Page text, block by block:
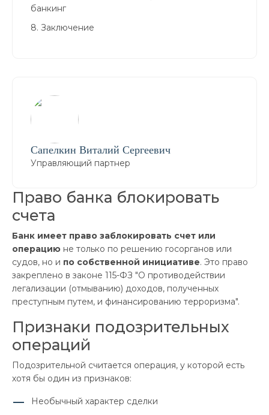
банкинг
8. Заключение
Сапелкин Виталий Сергеевич
Управляющий партнер
Право банка блокировать
счета
Банк имеет право заблокировать счет или
операцию не только по решению госорганов или
судов, но и по собственной инициативе. Это право
закреплено в законе 115-ФЗ "О противодействии
легализации (отмыванию) доходов, полученных
преступным путем, и финансированию терроризма".
Признаки подозрительных
операций
Подозрительной считается операция, у которой есть
хотя бы один из признаков:
Необычный характер сделки